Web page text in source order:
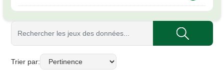
Trier par